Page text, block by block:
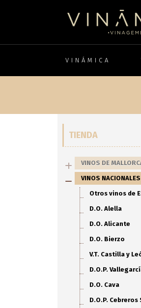
VINÁMICA
TIENDA
VINOS DE
VINOS NACIONALES
Otros vinos de
D.O. Alella
D.O. Alicante
D.O. Bierzo
V.T. Castilla y
D.O.P.
D.O. Cava
D.O.P. Cebreros